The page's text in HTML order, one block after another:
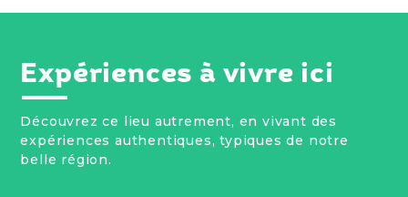
Expériences à vivre ici
Découvrez ce lieu autrement, en vivant des
expériences authentiques, typiques de notre
belle région.